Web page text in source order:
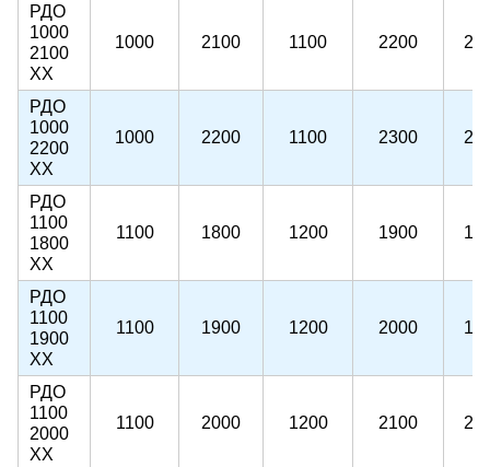
РДО
1000
2100
ХХ
1000 2100 1100 2200
РДО
1000
2200
ХХ
1000 2200 1100 2300
РДО
1100
1800
ХХ
1100 1800 1200 1900
РДО
1100
1900
ХХ
1100 1900 1200 2000
РДО
1100
2000
ХХ
1100 2000 1200 2100